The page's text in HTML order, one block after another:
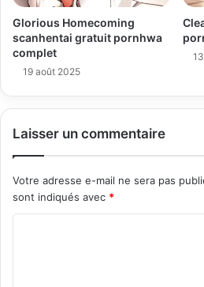
Glorious Homecoming
scanhentai gratuit pornhwa
complet
19 août 2025
Laisser un commentaire
Votre adresse e-mail ne sera pas
sont indiqués avec *